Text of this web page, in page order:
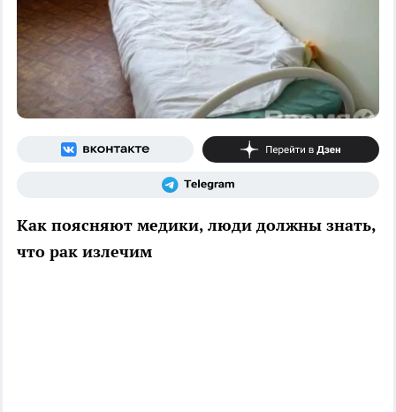
Как поясняют медики, люди должны знать,
что рак излечим